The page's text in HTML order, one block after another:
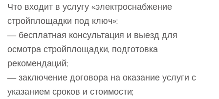
Что входит в услугу «электроснабжение
стройплощадки под ключ»:
— бесплатная консультация и выезд для
осмотра стройплощадки, подготовка
рекомендаций;
— заключение договора на оказание услуги с
указанием сроков и стоимости;